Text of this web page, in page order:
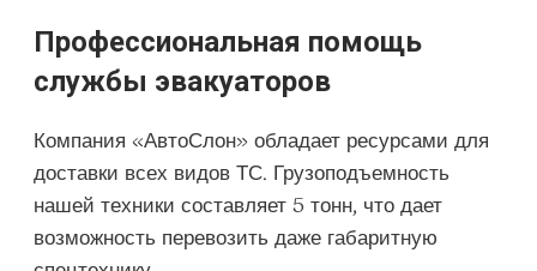
Профессиональная помощь
службы эвакуаторов
Компания «АвтоСлон» обладает ресурсами для
доставки всех видов ТС. Грузоподъемность
нашей техники составляет 5 тонн, что дает
возможность перевозить даже габаритную